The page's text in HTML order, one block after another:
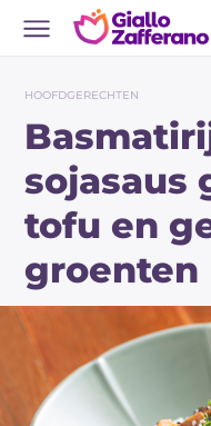
HOOFDGERECHTEN
sojasaus
tofu en
groenten